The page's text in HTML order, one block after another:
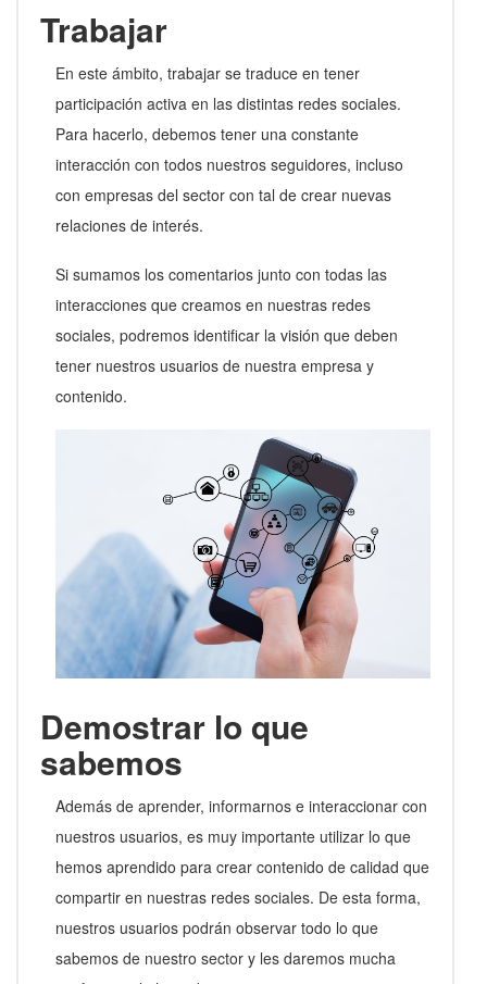
Trabajar
En este ámbito, trabajar se traduce en tener
participación activa en las distintas redes sociales.
Para hacerlo, debemos tener una constante
interacción con todos nuestros seguidores, incluso
con empresas del sector con tal de crear nuevas
relaciones de interés.
Si sumamos los comentarios junto con todas las
interacciones que creamos en nuestras redes
sociales, podremos identificar la visión que deben
tener nuestros usuarios de nuestra empresa y
contenido.
Demostrar lo que
sabemos
Además de aprender, informarnos e interaccionar con
nuestros usuarios, es muy importante utilizar lo que
hemos aprendido para crear contenido de calidad que
compartir en nuestras redes sociales. De esta forma,
nuestros usuarios podrán observar todo lo que
sabemos de nuestro sector y les daremos mucha